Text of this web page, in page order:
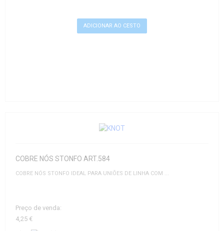
COBRE NÓS STONFO ART.584
COBRE NÓS STONFO IDEAL PARA UNIÕES DE LINHA COM ...
Preço de venda:
4,25 €